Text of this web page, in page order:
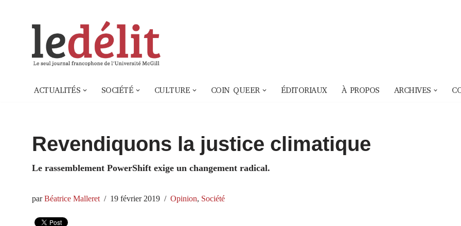
ACTUALITÉS SOCIÉTÉ CULTURE COIN QUEER ÉDITORIAUX À PROPOS ARCHIVES
Revendiquons la justice climatique
Le rassemblement PowerShift exige un changement radical.
parBéatrice Malleret 19 février 2019 Opinion, Société